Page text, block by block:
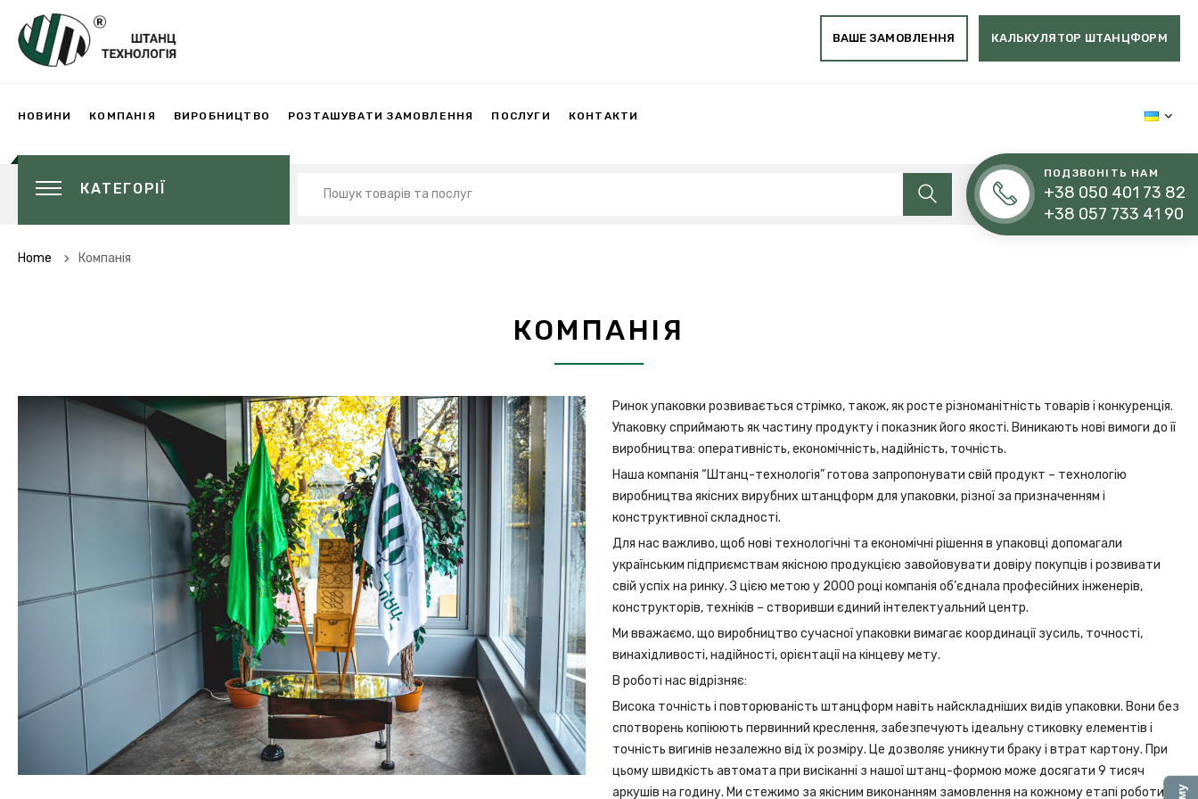
ВАШЕ ЗАМОВЛЕННЯ КАЛЬКУЛЯТОР ШТАНЦФОРМ
НОВИНИ КОМПАНІЯ ВИРОБНИЦТВО РОЗТАШУВАТИ ЗАМОВЛЕННЯ ПОСЛУГИ КОНТАКТИ
КАТЕГОРІЇ
ПОДЗВОНІТЬ НАМ
+38 050 401 73 82
+38 057 733 41 90
Home Компанія
КОМПАНІЯ
Ринок упаковки розвивається стрімко, також, як росте різноманітність товарів і конкуренція.
Упаковку сприймають як частину продукту і показник його якості. Виникають нові вимоги до її
виробництва: оперативність, економічність, надійність, точність.
Наша компанія “Штанц-технологія” готова запропонувати свій продукт – технологію
виробництва якісних вирубних штанцформ для упаковки, різної за призначенням і
конструктивної складності.
Для нас важливо, щоб нові технологічні та економічні рішення в упаковці допомагали
українським підприємствам якісною продукцією завойовувати довіру покупців і розвивати
свій успіх на ринку. З цією метою у 2000 році компанія об’єднала професійних інженерів,
конструкторів, техніків – створивши єдиний інтелектуальний центр.
Ми вважаємо, що виробництво сучасної упаковки вимагає координації зусиль, точності,
винахідливості, надійності, орієнтації на кінцеву мету.
В роботі нас відрізняє:
Висока точність і повторюваність штанцформ навіть найскладніших видів упаковки. Вони без
спотворень копіюють первинний креслення, забезпечують ідеальну стиковку елементів і
точність вигинів незалежно від їх розміру. Це дозволяє уникнути браку і втрат картону. При
цьому швидкість автомата при висіканні з нашої штанц-формою може досягати 9 тисяч
аркушів на годину. Ми стежимо за якісним виконанням замовлення на кожному етапі роботи.